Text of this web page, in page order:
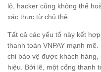
lộ, hacker cũng không thể
xác thực từ chủ thẻ.
Tất cả các yếu tố này kết
thanh toán VNPAY mạnh
chỉ bảo vệ được khách
hiệu. Bởi lẽ, một cổng thanh